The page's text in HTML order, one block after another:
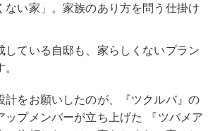
ない家」。家族のあり方を問う仕掛け
している自邸も、家らしくないプラン
計をお願いしたのが、『ツクルバ』の
ップメンバーが立ち上げた 『ツバメア